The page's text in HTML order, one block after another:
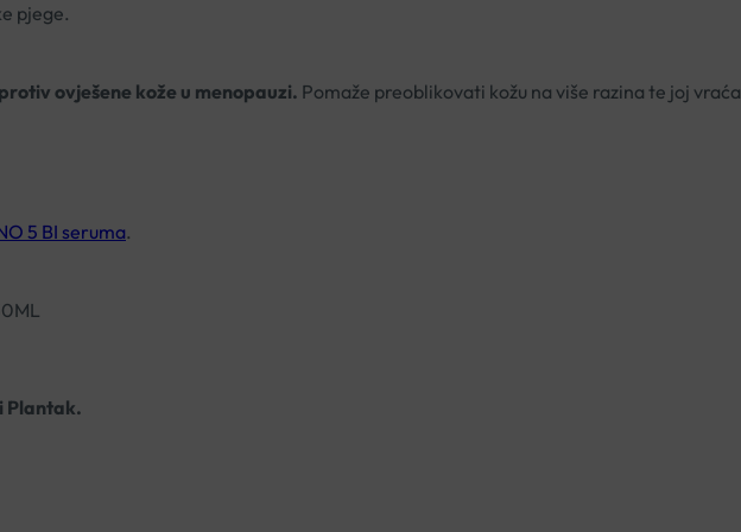
pjege.
ovješene kože u menopauzi. Pomaže preoblikovati kožu na više razina te joj vraća
5 BI seruma.
Plantak.